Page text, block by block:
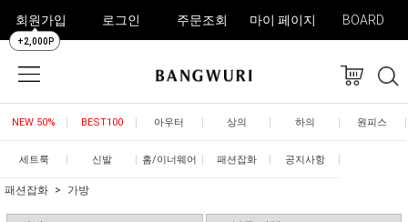
회원가입
+2,000P
로그인 주문조회 마이 페이지 BOARD
NEW 50% BEST100 아우터 상의 하의 원피스
세트룩 신발 홈/이너웨어 패션잡화 공지사항
패션잡화 가방